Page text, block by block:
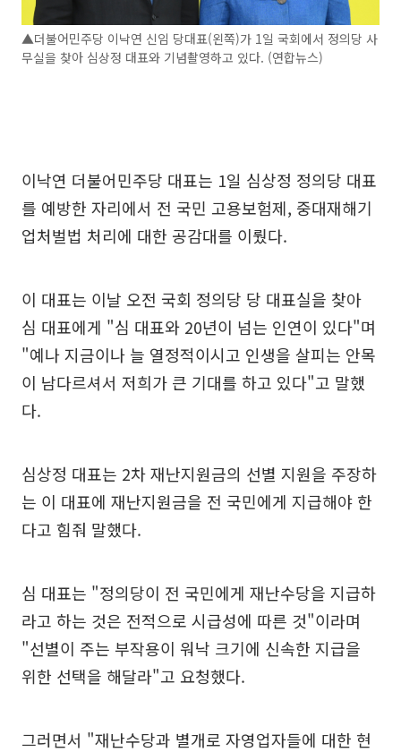
▲더불어민주당 이낙연 신임 당대표(왼쪽)가 1일 국회에서 정의당 사
무실을 찾아 심상정 대표와 기념촬영하고 있다. (연합뉴스)
이낙연 더불어민주당 대표는 1일 심상정 정의당 대표
를 예방한 자리에서 전 국민 고용보험제, 중대재해기
업처벌법 처리에 대한 공감대를 이뤘다.
이 대표는 이날 오전 국회 정의당 당 대표실을 찾아
심 대표에게 "심 대표와 20년이 넘는 인연이 있다"며
"예나 지금이나 늘 열정적이시고 인생을 살피는 안목
이 남다르셔서 저희가 큰 기대를 하고 있다"고 말했
다.
심상정 대표는 2차 재난지원금의 선별 지원을 주장하
는 이 대표에 재난지원금을 전 국민에게 지급해야 한
다고 힘줘 말했다.
심 대표는 "정의당이 전 국민에게 재난수당을 지급하
라고 하는 것은 전적으로 시급성에 따른 것"이라며
"선별이 주는 부작용이 워낙 크기에 신속한 지급을
위한 선택을 해달라"고 요청했다.
그러면서 "재난수당과 별개로 자영업자들에 대한 현